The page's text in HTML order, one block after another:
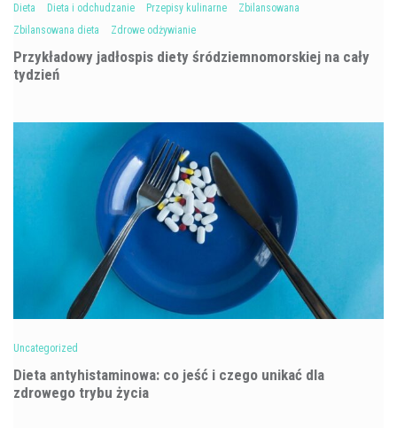
Dieta Dieta i odchudzanie Przepisy kulinarne
Zbilansowana
Zbilansowana dieta
Zdrowe odżywianie
Przykładowy jadłospis diety śródziemnomorskiej na cały
tydzień
Uncategorized
Dieta antyhistaminowa: co jeść i czego unikać dla
zdrowego trybu życia